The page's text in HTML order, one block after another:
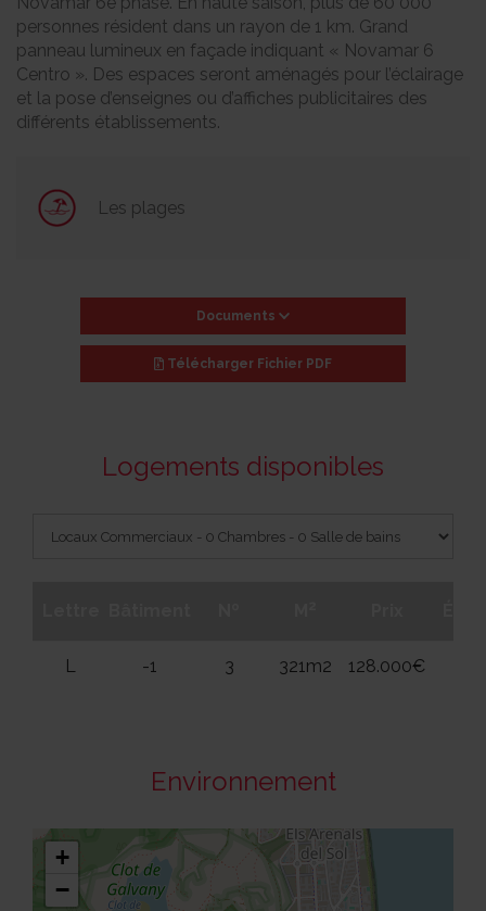
personnes résident dans un rayon de 1 km. Grand
panneau lumineux en façade indiquant « Novamar 6
Centro ». Des espaces seront aménagés pour l’éclairage
et la pose d’enseignes ou d’affiches publicitaires des
différents établissements.
Les plages
Documents
Télécharger Fichier PDF
Logements disponibles
L -1 3 321m2 128.000€
Environnement
+
−